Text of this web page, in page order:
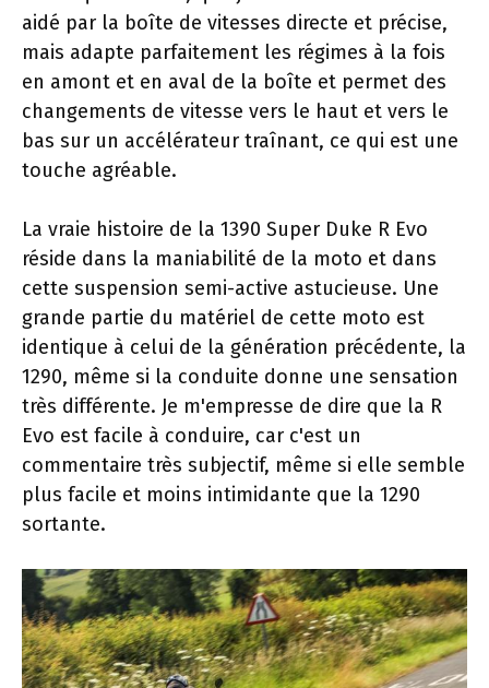
aidé par la boîte de vitesses directe et précise,
mais adapte parfaitement les régimes à la fois
en amont et en aval de la boîte et permet des
changements de vitesse vers le haut et vers le
bas sur un accélérateur traînant, ce qui est une
touche agréable.
La vraie histoire de la 1390 Super Duke R Evo
réside dans la maniabilité de la moto et dans
cette suspension semi-active astucieuse. Une
grande partie du matériel de cette moto est
identique à celui de la génération précédente, la
1290, même si la conduite donne une sensation
très différente. Je m'empresse de dire que la R
Evo est facile à conduire, car c'est un
commentaire très subjectif, même si elle semble
plus facile et moins intimidante que la 1290
sortante.